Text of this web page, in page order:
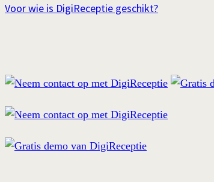
Voor wie is DigiReceptie geschikt?